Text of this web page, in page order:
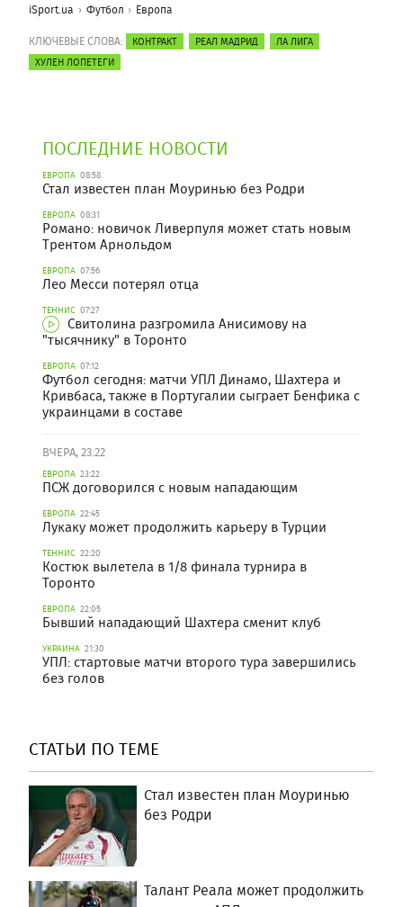
iSport.ua Футбол Европа
КЛЮЧЕВЫЕ СЛОВА: КОНТРАКТ РЕАЛ МАДРИД
ЛА ЛИГА
ХУЛЕН ЛОПЕТЕГИ
ПОСЛЕДНИЕ НОВОСТИ
ЕВРОПА 08:58
Стал известен план Моуринью без Родри
ЕВРОПА 08:31
Романо: новичок Ливерпуля может стать новым
Трентом Арнольдом
ЕВРОПА 07:56
Лео Месси потерял отца
ТЕННИС 07:27
Свитолина разгромила Анисимову на
"тысячнику" в Торонто
ЕВРОПА 07:12
Футбол сегодня: матчи УПЛ Динамо, Шахтера и
Кривбаса, также в Португалии сыграет Бенфика с
украинцами в составе
ВЧЕРА, 23:22
ЕВРОПА 23:22
ПСЖ договорился с новым нападающим
ЕВРОПА 22:45
Лукаку может продолжить карьеру в Турции
ТЕННИС 22:20
Костюк вылетела в 1/8 финала турнира в
Торонто
ЕВРОПА 22:05
Бывший нападающий Шахтера сменит клуб
УКРАИНА 21:30
УПЛ: стартовые матчи второго тура завершились
без голов
СТАТЬИ ПО ТЕМЕ
Стал известен план Моуринью
без Родри
Талант Реала может продолжить